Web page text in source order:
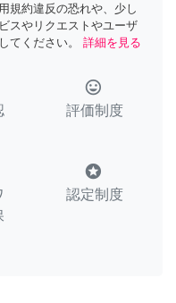
規約違反の恐れや、少し
スやリクエストやユーザ
てください。
詳細を見る
tag_faces
評価制度
stars
認定制度